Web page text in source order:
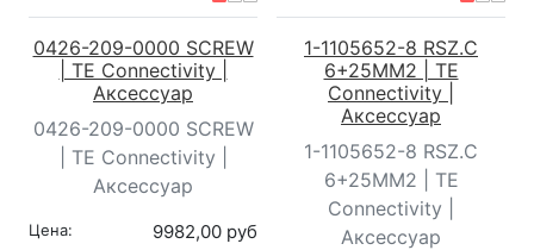
0426-209-0000 SCREW
| TE Connectivity |
Аксессуар
0426-209-0000 SCREW
| TE Connectivity |
Аксессуар
Цена: 9982,00 руб
1-1105652-8 RSZ.C
6+25MM2 | TE
Connectivity |
Аксессуар
1-1105652-8 RSZ.C
6+25MM2 | TE
Connectivity |
Аксессуар